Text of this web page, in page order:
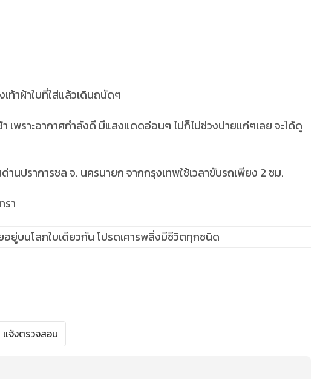
เท้าผ้าใบที่ใส่แล้วเดินถนัดๆ
า เพราะอากาศกำลังดี มีแสงแดดอ่อนๆ ไม่ก็ไปช่วงบ่ายแก่ๆเลย จะได้ดู
นปราการชล จ. นครนายก จากกรุงเทพใช้เวลาขับรถเพียง 2 ชม.
รา
อยู่บนโลกใบเดียวกัน โปรดเคารพสิ่งมีชีวิตทุกชนิด
แจ้งตรวจสอบ